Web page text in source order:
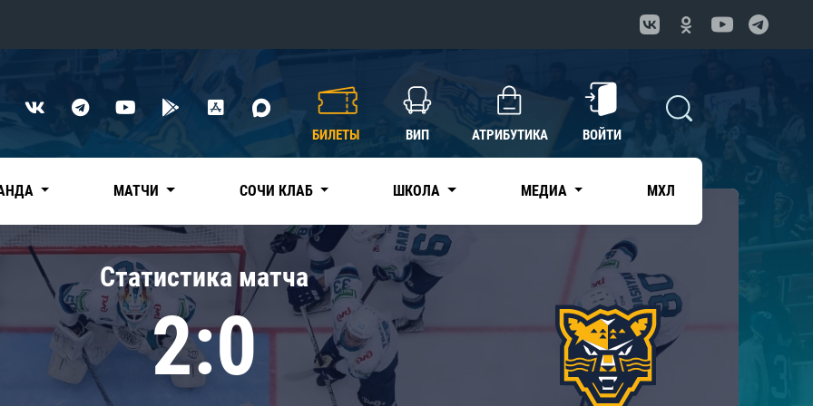
Нефтехимик
Дивизион Чернышева
Авангард
Адмирал
КХЛ
БИЛЕТЫ ВИП АТРИБУТИКА ВОЙТИ
МАТЧИ СОЧИ КЛАБ ШКОЛА МЕДИА МХЛ
Статистика матча
2:0